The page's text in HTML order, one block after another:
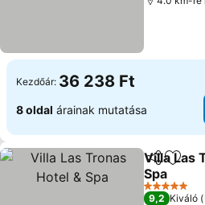
Kezdőár: 36 238 Ft
8 oldal árainak mutatása
Megosztás
Villa Las
Spa
5 Kategória
9,2 Kiváló